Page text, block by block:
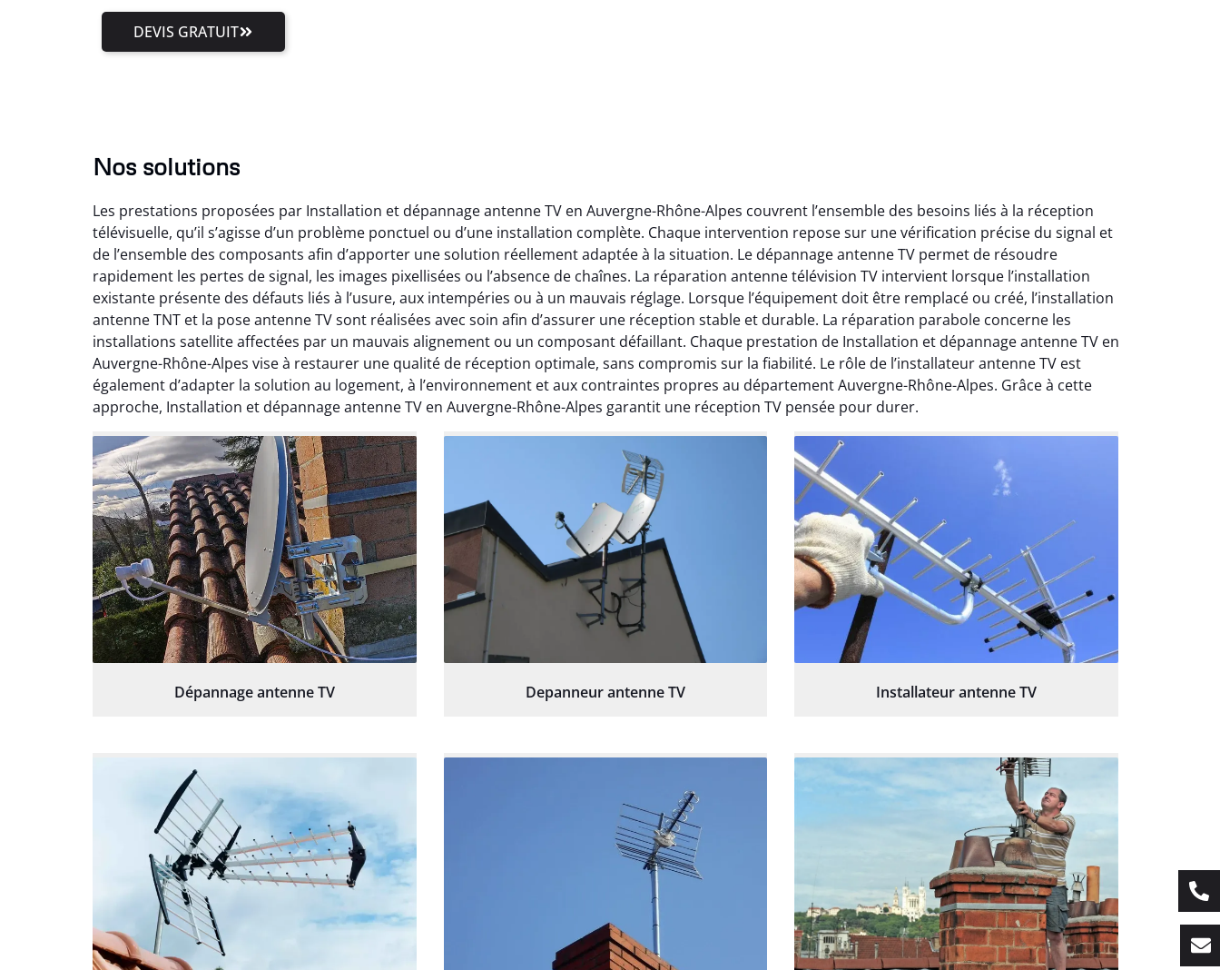
DEVIS GRATUIT
Nos solutions
Les prestations proposées par Installation et dépannage antenne TV en Auvergne-Rhône-Alpes couvrent l’ensemble des besoins liés à la réception
télévisuelle, qu’il s’agisse d’un problème ponctuel ou d’une installation complète. Chaque intervention repose sur une vérification précise du signal et
de l’ensemble des composants afin d’apporter une solution réellement adaptée à la situation. Le dépannage antenne TV permet de résoudre
rapidement les pertes de signal, les images pixellisées ou l’absence de chaînes. La réparation antenne télévision TV intervient lorsque l’installation
existante présente des défauts liés à l’usure, aux intempéries ou à un mauvais réglage. Lorsque l’équipement doit être remplacé ou créé, l’installation
antenne TNT et la pose antenne TV sont réalisées avec soin afin d’assurer une réception stable et durable. La réparation parabole concerne les
installations satellite affectées par un mauvais alignement ou un composant défaillant. Chaque prestation de Installation et dépannage antenne TV en
Auvergne-Rhône-Alpes vise à restaurer une qualité de réception optimale, sans compromis sur la fiabilité. Le rôle de l’installateur antenne TV est
également d’adapter la solution au logement, à l’environnement et aux contraintes propres au département Auvergne-Rhône-Alpes. Grâce à cette
approche, Installation et dépannage antenne TV en Auvergne-Rhône-Alpes garantit une réception TV pensée pour durer.
Dépannage antenne TV Depanneur antenne TV Installateur antenne TV